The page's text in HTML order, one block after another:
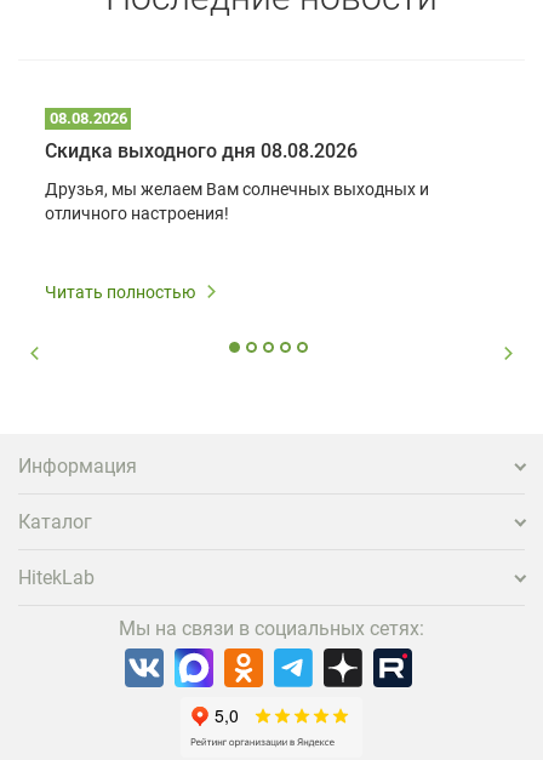
08.08.2026
Скидка выходного дня 08.08.2026
Друзья, мы желаем Вам солнечных выходных и
отличного настроения!
Читать полностью
Информация
Каталог
HitekLab
Мы на связи в социальных сетях: